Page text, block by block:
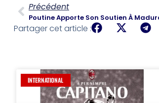
Précédent
Partager cet article :
INTERNATIONAL